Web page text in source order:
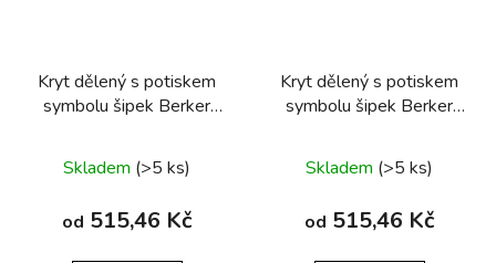
Kryt dělený s potiskem
symbolu šipek Berker
Skladem (>5 ks)
od 515,46 Kč
Kryt dělený s potiskem
symbolu šipek Berker
Skladem (>5 ks)
od 515,46 Kč